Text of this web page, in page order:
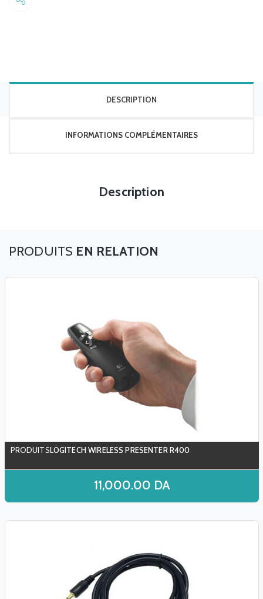
DESCRIPTION
INFORMATIONS COMPLÉMENTAIRES
Description
EN RELATION
LOGITECH WIRELESS PRESENTER R400
11,000.00 DA